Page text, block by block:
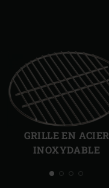
GRILLE EN ACIER
INOXYDABLE